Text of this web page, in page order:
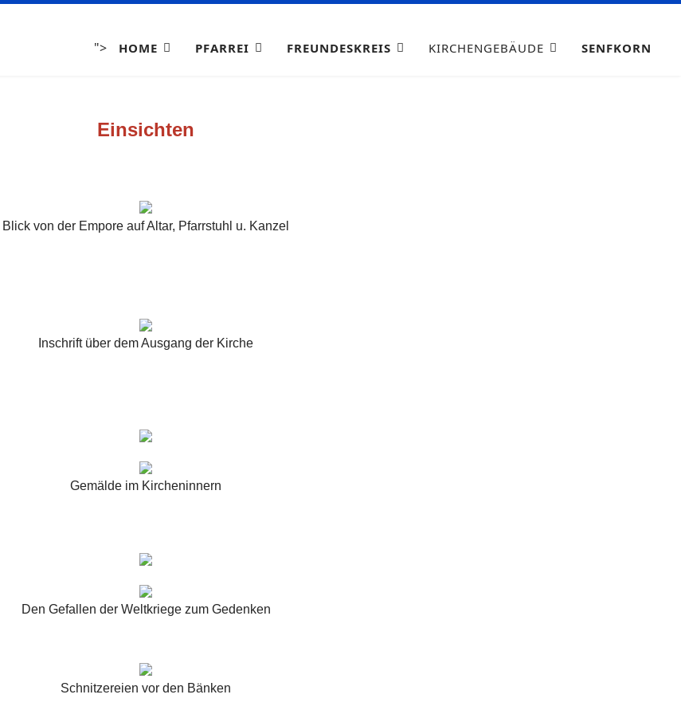
"> HOME PFARREI FREUNDESKREIS KIRCHENGEBÄUDE SENFKORN
Einsichten
Blick von der Empore auf Altar, Pfarrstuhl u. Kanzel
Inschrift über dem Ausgang der Kirche
Gemälde im Kircheninnern
Den Gefallen der Weltkriege zum Gedenken
Schnitzereien vor den Bänken